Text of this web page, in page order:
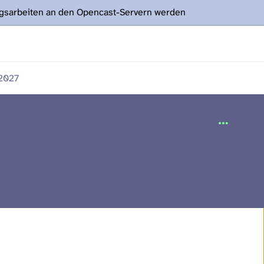
an den Opencast-Servern werden